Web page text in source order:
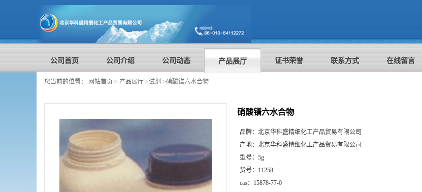
公司首页 公司介绍 公司动态 产品展厅 证书荣誉 联系方式 在线留言
您当前的位置： 网站首页 > 产品展厅 >试剂 >硝酸镨六水合物
硝酸镨六水合物
品牌： 北京华科盛精细化工产品贸易有限公司
产地： 北京华科盛精细化工产品贸易有限公司
型号： 5g
货号： 11258
cas： 15878-77-0